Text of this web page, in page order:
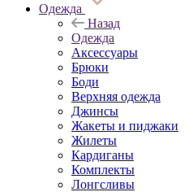
Одежда
Назад
Одежда
Аксессуары
Брюки
Боди
Верхняя одежда
Джинсы
Жакеты и пиджаки
Жилеты
Кардиганы
Комплекты
Лонгсливы